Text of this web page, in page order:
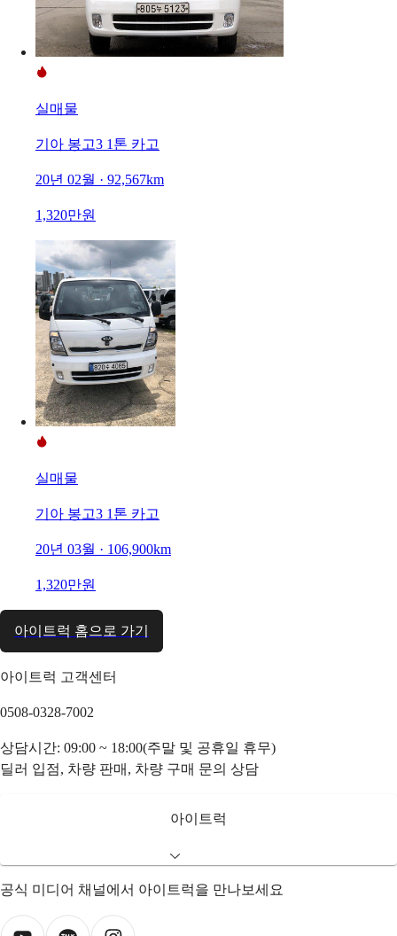
실매물
기아 봉고3 1톤 카고
20년 02월 · 92,567km
1,320만원
실매물
기아 봉고3 1톤 카고
20년 03월 · 106,900km
1,320만원
아이트럭 홈으로 가기
아이트럭 고객센터
0508-0328-7002
상담시간: 09:00 ~ 18:00(주말 및 공휴일 휴무)
딜러 입점, 차량 판매, 차량 구매 문의 상담
아이트럭
공식 미디어 채널에서 아이트럭을 만나보세요